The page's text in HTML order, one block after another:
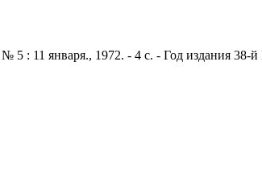
: 11 января., 1972. - 4 с. - Год издания 38-й